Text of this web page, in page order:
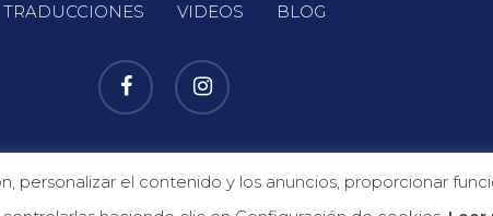
TRADUCCIONES VIDEOS BLOG
el contenido y los anuncios, proporcionar